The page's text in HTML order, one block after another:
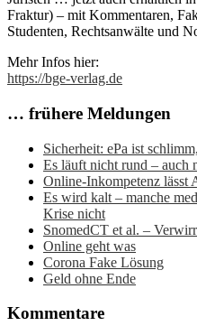
Fraktur) – mit Kommentaren,
Studenten, Rechtsanwälte und
Mehr Infos hier:
https://bge-verlag.de
… frühere Meldungen
Sicherheit: ePa ist
Es läuft nicht rund – auch
Online-Inkompetenz lässt
Es wird kalt – manche
Krise nicht
SnomedCT et al. –
Online geht was
Corona Fake Lösung
Geld ohne Ende
Kommentare